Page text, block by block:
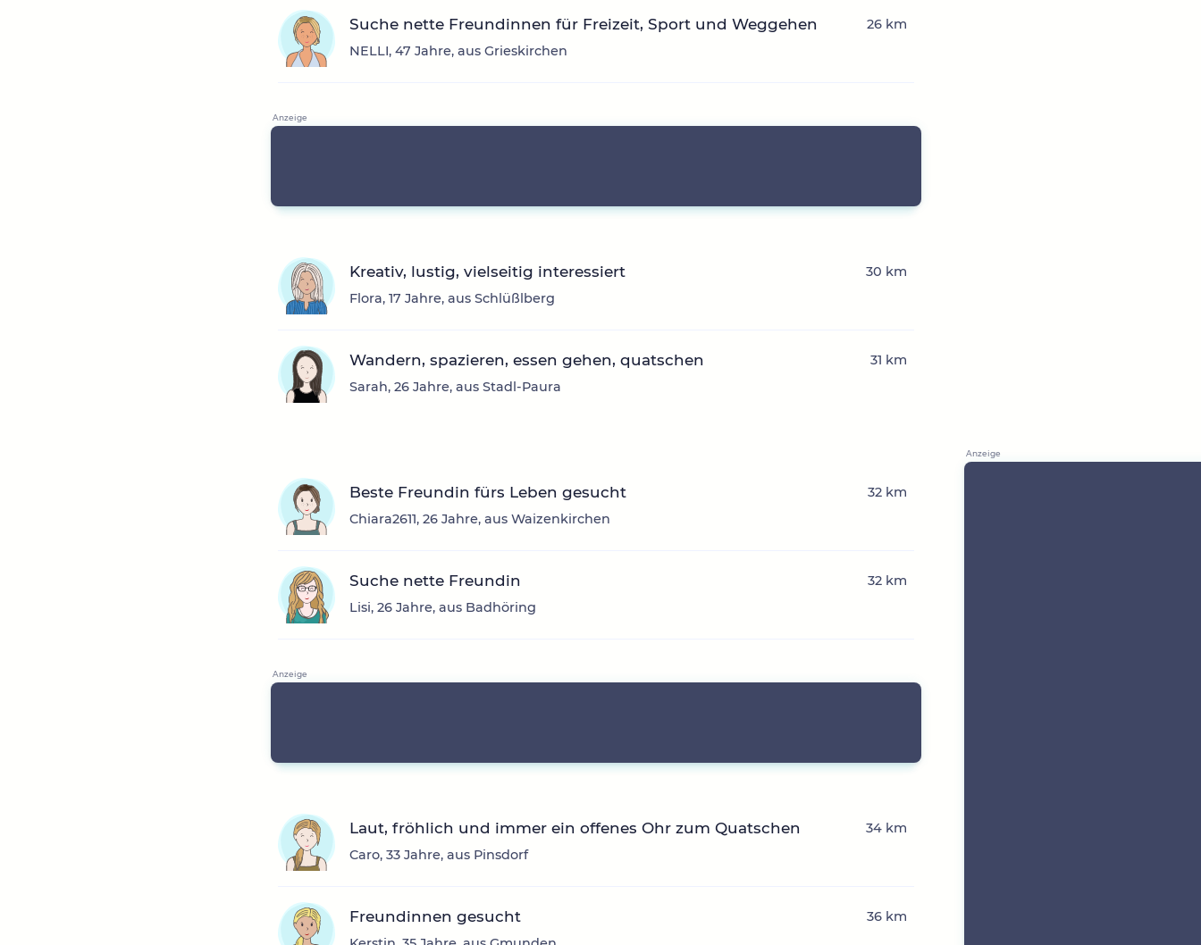
Suche nette Freundinnen für Freizeit, Sport und Weggehen
NELLI, 47 Jahre, aus Grieskirchen
26 km
Kreativ, lustig, vielseitig interessiert
Flora, 17 Jahre, aus Schlüßlberg
30 km
Wandern, spazieren, essen gehen, quatschen
Sarah, 26 Jahre, aus Stadl-Paura
31 km
Beste Freundin fürs Leben gesucht
Chiara2611, 26 Jahre, aus Waizenkirchen
32 km
Suche nette Freundin
Lisi, 26 Jahre, aus Badhöring
32 km
Laut, fröhlich und immer ein offenes Ohr zum Quatschen
Caro, 33 Jahre, aus Pinsdorf
34 km
Freundinnen gesucht 36 km